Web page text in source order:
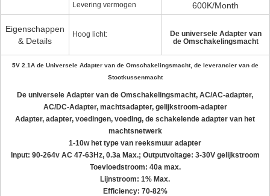
Levering vermogen 600K/Month
Eigenschappen
& Details
Hoog licht:
De universele Adapter van
de Omschakelingsmacht
5V 2.1A de Universele Adapter van de Omschakelingsmacht, de leverancier van de
Stootkussenmacht
De universele Adapter van de Omschakelingsmacht, AC/AC-adapter,
AC/DC-Adapter, machtsadapter, gelijkstroom-adapter
Adapter, adapter, voedingen, voeding, de schakelende adapter van het
machtsnetwerk
1-10w het type van reeksmuur adapter
Input: 90-264v AC 47-63Hz, 0.3a Max.; Outputvoltage: 3-30V gelijkstroom
Toevloedstroom: 40a max.
Lijnstroom: 1% Max.
Efficiency: 70-82%